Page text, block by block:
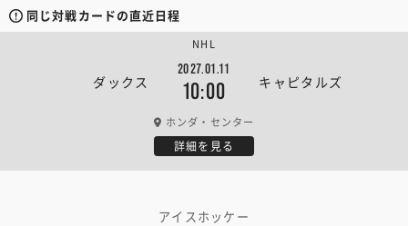
同じ対戦カードの直近日程
ダックス
2027.01.11
10:00 キャピタルズ
NHL
ホンダ・センター
詳細を見る
アイスホッケー